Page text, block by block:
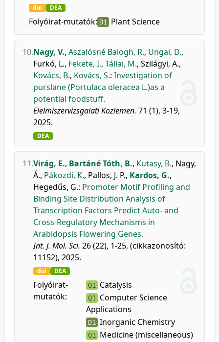
doi DEA
Folyóirat-mutatók: D1 Plant Science
10.Nagy, V., Aszalósné Balogh, R., Ungai, D.,
Furkó, L., Fekete, I., Tállai, M., Szilágyi, A.,
Kovács, B., Kovács, S.: Investigation of
purslane (Portulaca oleracea L.)as a
potential foodstuff.
Elelmiszervizsgalati Kozlemen. 71 (1), 3-19,
2025.
DEA
11.Virág, E., Bartáné Tóth, B., Kutasy, B., Nagy,
Á., Pákozdi, K., Pallos, J. P., Kardos, G.,
Hegedűs, G.: Promoter Motif Profiling and
Binding Site Distribution Analysis of
Transcription Factors Predict Auto- and
Cross-Regulatory Mechanisms in
Arabidopsis Flowering Genes.
Int. J. Mol. Sci. 26 (22), 1-25, (cikkazonosító:
11152), 2025.
doi DEA
Folyóirat-
mutatók:
Q1 Catalysis
Q1
Computer Science
Applications
D1 Inorganic Chemistry
Q1 Medicine (miscellaneous)